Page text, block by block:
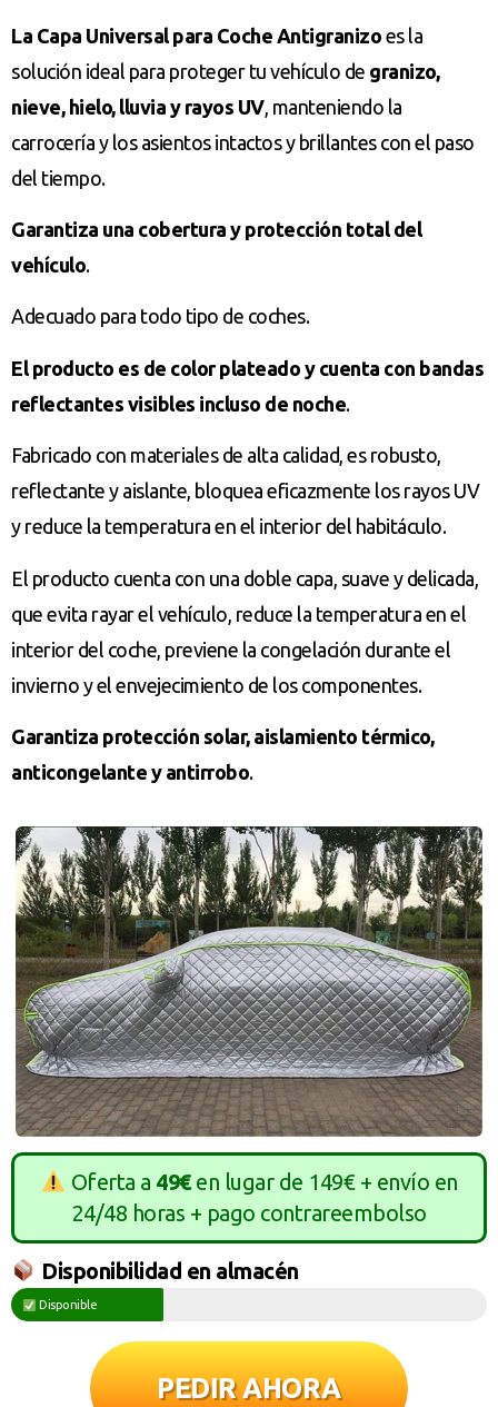
La Capa Universal para Coche Antigranizo es la
solución ideal para proteger tu vehículo de granizo,
nieve, hielo, lluvia y rayos UV, manteniendo la
carrocería y los asientos intactos y brillantes con el paso
del tiempo.
Garantiza una cobertura y protección total del
vehículo.
Adecuado para todo tipo de coches.
El producto es de color plateado y cuenta con bandas
reflectantes visibles incluso de noche.
Fabricado con materiales de alta calidad, es robusto,
reflectante y aislante, bloquea eficazmente los rayos UV
y reduce la temperatura en el interior del habitáculo.
El producto cuenta con una doble capa, suave y delicada,
que evita rayar el vehículo, reduce la temperatura en el
interior del coche, previene la congelación durante el
invierno y el envejecimiento de los componentes.
Garantiza protección solar, aislamiento térmico,
anticongelante y antirrobo.
Oferta a 49€en lugar de 149€ + envío en
24/48 horas + pago contrareembolso
Disponibilidad en almacén
Disponible
PEDIR AHORA